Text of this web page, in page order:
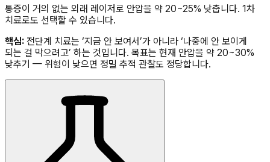
통증이 거의 없는 외래 레이저로 안압을 약 20~25% 낮춥니다. 1차
치료로도 선택할 수 있습니다.
핵심: 전단계 치료는 ‘지금 안 보여서’가 아니라 ‘나중에 안 보이게
되는 걸 막으려고’ 하는 것입니다. 목표는 현재 안압을 약 20~30%
낮추기 — 위험이 낮으면 정밀 추적 관찰도 정당합니다.